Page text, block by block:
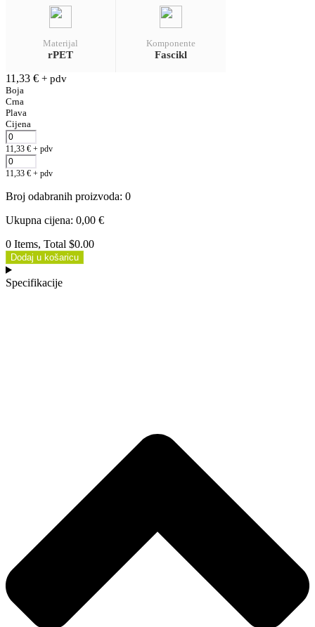
Materijal
rPET
Komponente
Fascikl
11,33 € + pdv
Boja
Crna
Plava
Cijena
11,33 € + pdv
11,33 € + pdv
Broj odabranih proizvoda: 0
Ukupna cijena: 0,00 €
0 Items, Total $0.00
Dodaj u košaricu
Specifikacije